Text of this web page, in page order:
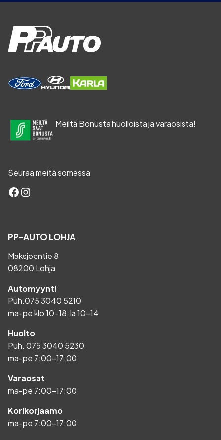
Meiltä Bonusta huolloista ja varaosista!
Seuraa meitä somessa
Facebook
Instagram
PP-AUTO LOHJA
Maksjoentie 8
08200 Lohja
Automyynti
Puh.075 3040 5210
ma-pe klo 10-18, la 10-14
Huolto
Puh. 075 3040 5230
ma-pe 7:00-17:00
Varaosat
ma-pe 7:00-17:00
Korikorjaamo
ma-pe 7:00-17:00